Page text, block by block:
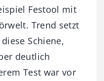
Festool mit
Trend setzt
Schiene,
deutlich
Test war vor